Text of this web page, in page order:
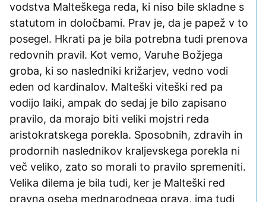
vodstva Malteškega reda, ki niso bile skladne s
statutom in določbami. Prav je, da je papež v to
posegel. Hkrati pa je bila potrebna tudi prenova
redovnih pravil. Kot vemo, Varuhe Božjega
groba, ki so nasledniki križarjev, vedno vodi
eden od kardinalov. Malteški viteški red pa
vodijo laiki, ampak do sedaj je bilo zapisano
pravilo, da morajo biti veliki mojstri reda
aristokratskega porekla. Sposobnih, zdravih in
prodornih naslednikov kraljevskega porekla ni
več veliko, zato so morali to pravilo spremeniti.
Velika dilema je bila tudi, ker je Malteški red
pravna oseba mednarodnega prava, ima tudi